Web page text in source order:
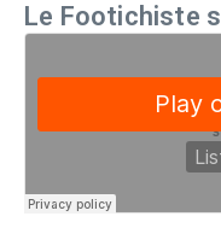
Le Footichiste